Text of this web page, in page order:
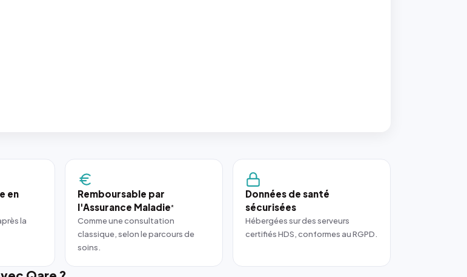
en
la
Remboursable par
l'Assurance Maladie*
Comme une consultation
classique, selon le parcours de
soins.
Données de santé
sécurisées
Hébergées sur des serveurs
certifiés HDS, conformes au RGPD.